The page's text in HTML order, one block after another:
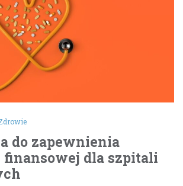
do zapewnienia
finansowej dla szpitali